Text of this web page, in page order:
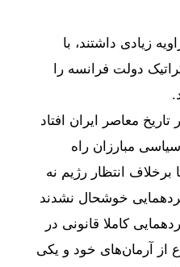
زیادی داشتند، با
دولت فرانسه را
تاریخ معاصر ایران افتاد
مبارزان راه
برخلاف انتظار رژیم نه
خوشحال نشدند
کاملا قانونی در
از آرمان‌های خود و یکی